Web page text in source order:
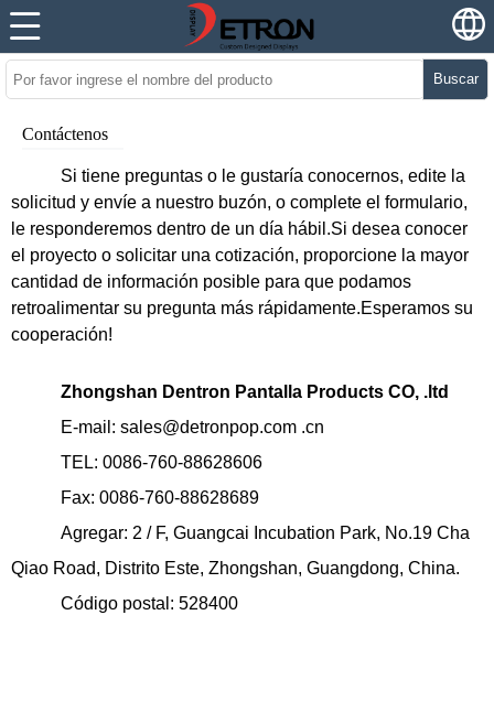
Buscar
Contáctenos
Si tiene preguntas o le gustaría conocernos, edite la
solicitud y envíe a nuestro buzón, o complete el formulario,
le responderemos dentro de un día hábil.Si desea conocer
el proyecto o solicitar una cotización, proporcione la mayor
cantidad de información posible para que podamos
retroalimentar su pregunta más rápidamente.Esperamos su
cooperación!
Zhongshan Dentron Pantalla Products CO, .ltd
E-mail: sales@detronpop.com .cn
TEL: 0086-760-88628606
Fax: 0086-760-88628689
Agregar: 2 / F, Guangcai Incubation Park, No.19 Cha
Qiao Road, Distrito Este, Zhongshan, Guangdong, China.
Código postal: 528400